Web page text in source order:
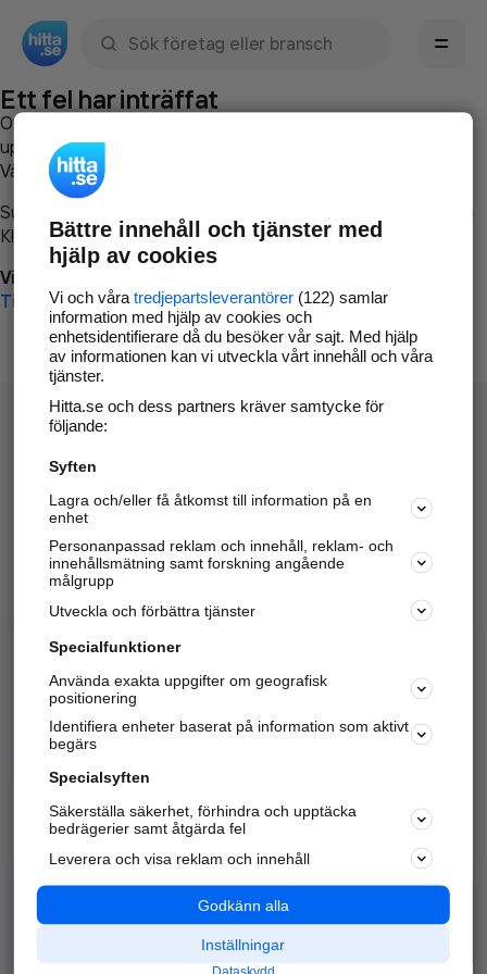
Ett fel har inträffat
Om du vill kan du
uppstod så att vi lättare och snabbare kan avhjälpa det.
Vänligen försök med följande:
Surfa till
Klicka påTillbaka-knappen i webbläsaren och försök igen
Vi beklagar besväret!
Till startsidan
Hitta.se - Gratis nummerupplysning.
Sök företag, personer och platser.
Hitta telefonnummer, adresser, företagsinfo mm.
Marknadsför företaget
Kom igång och annonsera mot
samarbetspartners nära dig.
Alla kategorier
Populära sökningar
API & Kartor
Annonsera
Integritet
Nödnummer
Bättre innehåll och tjänster med
hjälp av cookies
Vi och våra tredjepartsleverantörer(122) samlar
information med hjälp av cookies och
enhetsidentifierare då du besöker vår sajt. Med hjälp
av informationen kan vi utveckla vårt innehåll och våra
tjänster.
Hitta.se och dess partners kräver samtycke för
följande:
Syften
Lagra och/eller få åtkomst till information på en
enhet
Personanpassad reklam och innehåll, reklam- och
innehållsmätning samt forskning angående
målgrupp
Utveckla och förbättra tjänster
Specialfunktioner
Använda exakta uppgifter om geografisk
positionering
Identifiera enheter baserat på information som aktivt
begärs
Specialsyften
Säkerställa säkerhet, förhindra och upptäcka
bedrägerier samt åtgärda fel
Leverera och visa reklam och innehåll
Godkänn alla
Inställningar
Dataskydd